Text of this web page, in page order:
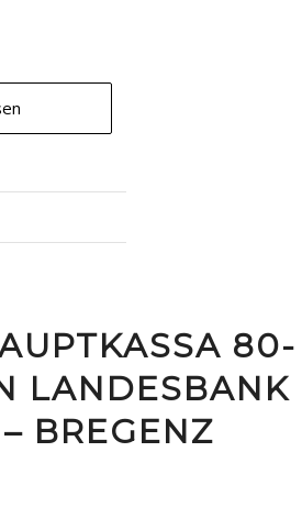
80-
LANDESBANK
BREGENZ